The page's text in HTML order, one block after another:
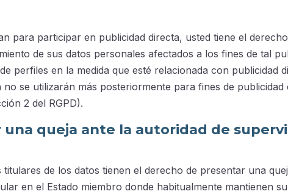
para participar en publicidad directa, usted tiene el
de sus datos personales afectados a los fines de tal
perfiles en la medida que esté relacionada con publicidad
se utilizarán más posteriormente para fines de publicidad
2 del RGPD).
queja ante la autoridad de
de los datos tienen el derecho de presentar una
en el Estado miembro donde habitualmente mantienen